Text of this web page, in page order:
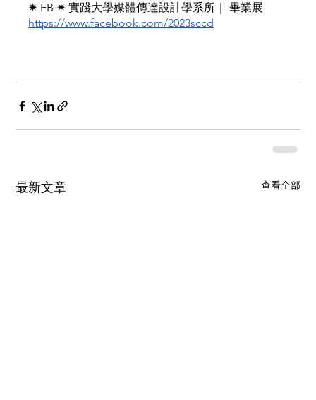
✷ FB ✷ 實踐大學媒體傳達設計學系所｜ 畢業展
https://www.facebook.com/2023sccd
最新文章 查看全部